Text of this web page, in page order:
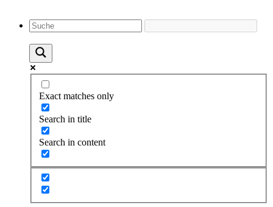
Exact matches only
Search in title
Search in content